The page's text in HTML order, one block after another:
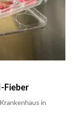
Fieber
in